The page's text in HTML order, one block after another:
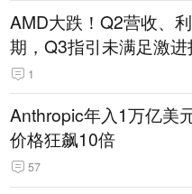
AMD大跌！Q2营收、
期，Q3指引未满足激
1
Anthropic年入1万亿美
价格狂飙10倍
57